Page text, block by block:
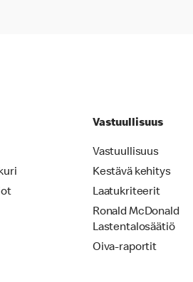
Vastuullisuus
Vastuullisuus
Kestävä kehitys
Laatukriteerit
Ronald McDonald
Lastentalosäätiö
Oiva-raportit